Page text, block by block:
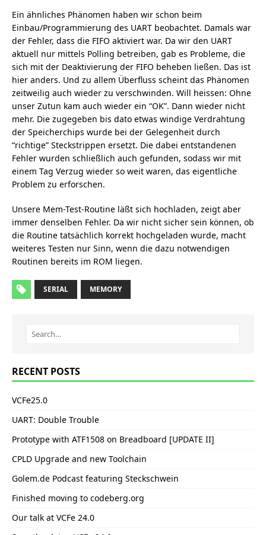
Ein ähnliches Phänomen haben wir schon beim
Einbau/Programmierung des UART beobachtet. Damals war
der Fehler, dass die FIFO aktiviert war. Da wir den UART
aktuell nur mittels Polling betreiben, gab es Probleme, die
sich mit der Deaktivierung der FIFO beheben ließen. Das ist
hier anders. Und zu allem Überfluss scheint das Phänomen
zeitweilig auch wieder zu verschwinden. Will heissen: Ohne
unser Zutun kam auch wieder ein “OK”. Dann wieder nicht
mehr. Die zugegeben bis dato etwas windige Verdrahtung
der Speicherchips wurde bei der Gelegenheit durch
“richtige” Steckstrippen ersetzt. Die dabei entstandenen
Fehler wurden schließlich auch gefunden, sodass wir mit
einem Tag Verzug wieder so weit waren, das eigentliche
Problem zu erforschen.
Unsere Mem-Test-Routine läßt sich hochladen, zeigt aber
immer denselben Fehler. Da wir nicht sicher sein können, ob
die Routine tatsächlich korrekt hochgeladen wurde, macht
weiteres Testen nur Sinn, wenn die dazu notwendigen
Routinen bereits im ROM liegen.
SERIAL MEMORY
RECENT POSTS
VCFe25.0
UART: Double Trouble
Prototype with ATF1508 on Breadboard [UPDATE II]
CPLD Upgrade and new Toolchain
Golem.de Podcast featuring Steckschwein
Finished moving to codeberg.org
Our talk at VCFe 24.0